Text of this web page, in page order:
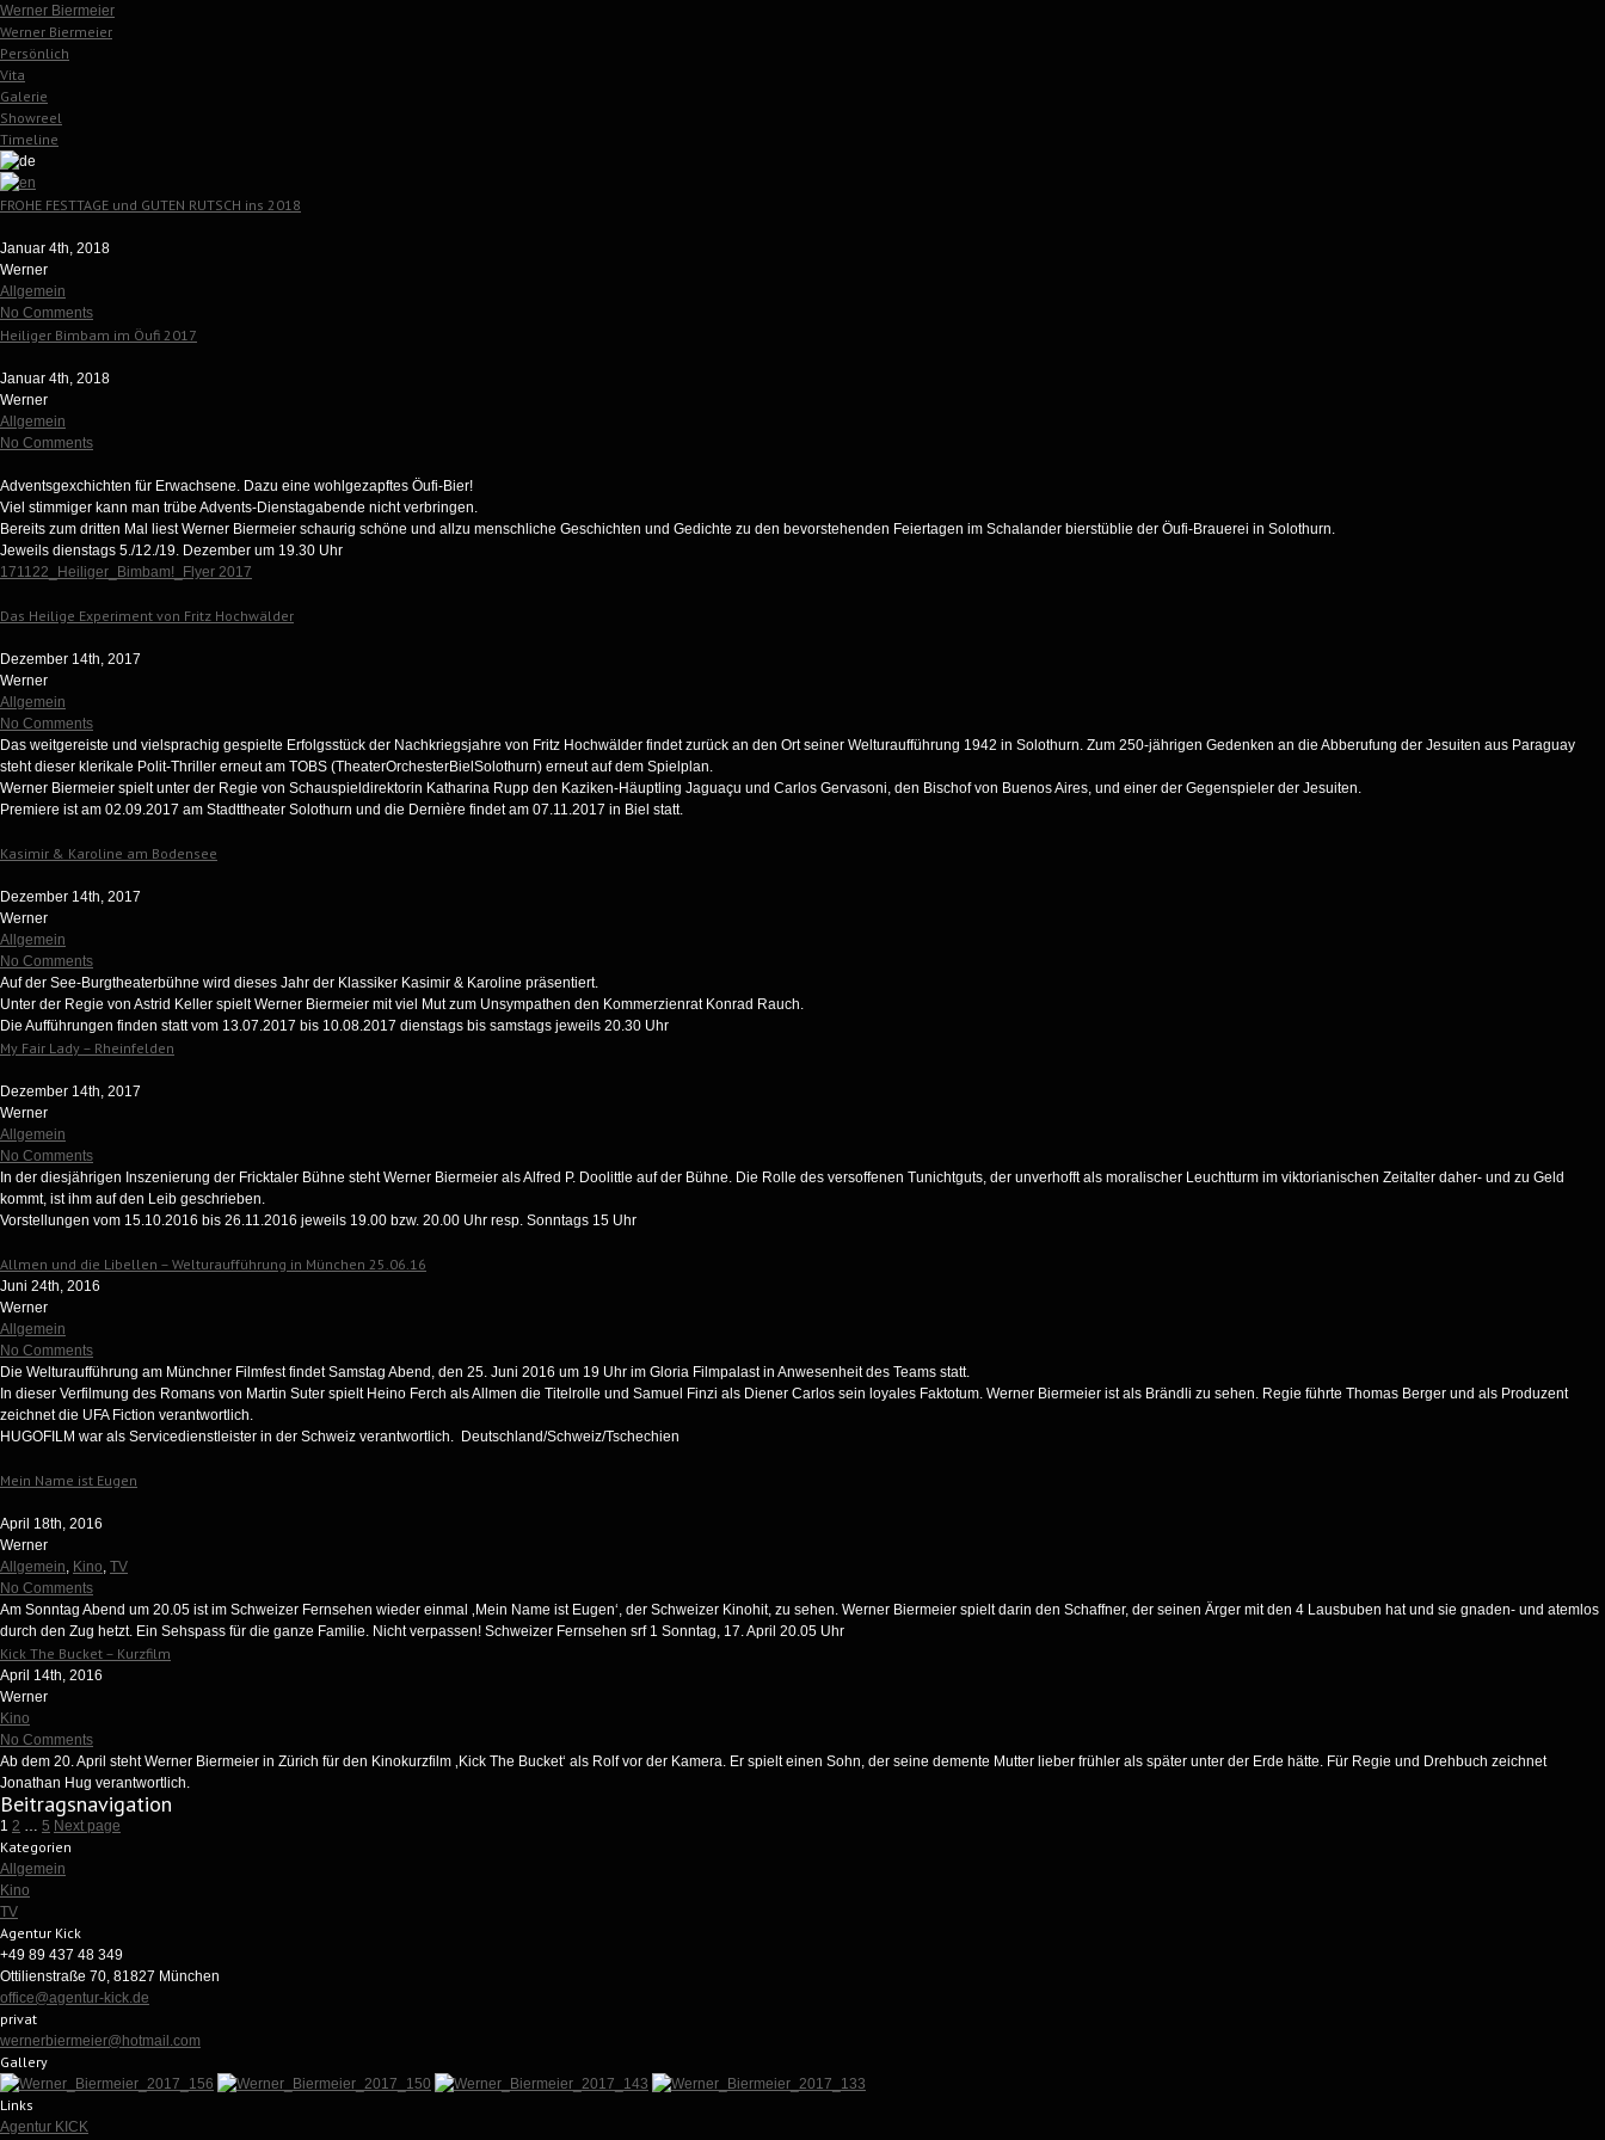
Werner Biermeier
Werner Biermeier
Persönlich
Vita
Galerie
Showreel
Timeline
FROHE FESTTAGE und GUTEN RUTSCH ins 2018
Januar 4th, 2018
Werner
Allgemein
No Comments
Heiliger Bimbam im Öufi 2017
Januar 4th, 2018
Werner
Allgemein
No Comments
Adventsgexchichten für Erwachsene. Dazu eine wohlgezapftes Öufi-Bier!
Viel stimmiger kann man trübe Advents-Dienstagabende nicht verbringen.
Bereits zum dritten Mal liest Werner Biermeier schaurig schöne und allzu menschliche Geschichten und Gedichte zu den bevorstehenden Feiertagen im Schalander bierstüblie der Öufi-Brauerei in Solothurn.
Jeweils dienstags 5./12./19. Dezember um 19.30 Uhr
171122_Heiliger_Bimbam!_Flyer 2017
Das Heilige Experiment von Fritz Hochwälder
Dezember 14th, 2017
Werner
Allgemein
No Comments
Das weitgereiste und vielsprachig gespielte Erfolgsstück der Nachkriegsjahre von Fritz Hochwälder findet zurück an den Ort seiner Welturaufführung 1942 in Solothurn. Zum 250-jährigen Gedenken an die Abberufung der Jesuiten aus Paraguay
steht dieser klerikale Polit-Thriller erneut am TOBS (TheaterOrchesterBielSolothurn) erneut auf dem Spielplan.
Werner Biermeier spielt unter der Regie von Schauspieldirektorin Katharina Rupp den Kaziken-Häuptling Jaguaçu und Carlos Gervasoni, den Bischof von Buenos Aires, und einer der Gegenspieler der Jesuiten.
Premiere ist am 02.09.2017 am Stadttheater Solothurn und die Dernière findet am 07.11.2017 in Biel statt.
Kasimir & Karoline am Bodensee
Dezember 14th, 2017
Werner
Allgemein
No Comments
Auf der See-Burgtheaterbühne wird dieses Jahr der Klassiker Kasimir & Karoline präsentiert.
Unter der Regie von Astrid Keller spielt Werner Biermeier mit viel Mut zum Unsympathen den Kommerzienrat Konrad Rauch.
Die Aufführungen finden statt vom 13.07.2017 bis 10.08.2017 dienstags bis samstags jeweils 20.30 Uhr
My Fair Lady – Rheinfelden
Dezember 14th, 2017
Werner
Allgemein
No Comments
In der diesjährigen Inszenierung der Fricktaler Bühne steht Werner Biermeier als Alfred P. Doolittle auf der Bühne. Die Rolle des versoffenen Tunichtguts, der unverhofft als moralischer Leuchtturm im viktorianischen Zeitalter daher- und zu Geld
kommt, ist ihm auf den Leib geschrieben.
Vorstellungen vom 15.10.2016 bis 26.11.2016 jeweils 19.00 bzw. 20.00 Uhr resp. Sonntags 15 Uhr
Allmen und die Libellen – Welturaufführung in München 25.06.16
Juni 24th, 2016
Werner
Allgemein
No Comments
Die Welturaufführung am Münchner Filmfest findet Samstag Abend, den 25. Juni 2016 um 19 Uhr im Gloria Filmpalast in Anwesenheit des Teams statt.
In dieser Verfilmung des Romans von Martin Suter spielt Heino Ferch als Allmen die Titelrolle und Samuel Finzi als Diener Carlos sein loyales Faktotum. Werner Biermeier ist als Brändli zu sehen. Regie führte Thomas Berger und als Produzent
zeichnet die UFA Fiction verantwortlich.
HUGOFILM war als Servicedienstleister in der Schweiz verantwortlich. Deutschland/Schweiz/Tschechien
Mein Name ist Eugen
April 18th, 2016
Werner
Allgemein, Kino, TV
No Comments
Am Sonntag Abend um 20.05 ist im Schweizer Fernsehen wieder einmal ‚Mein Name ist Eugen‘, der Schweizer Kinohit, zu sehen. Werner Biermeier spielt darin den Schaffner, der seinen Ärger mit den 4 Lausbuben hat und sie gnaden- und atemlos
durch den Zug hetzt. Ein Sehspass für die ganze Familie. Nicht verpassen! Schweizer Fernsehen srf 1 Sonntag, 17. April 20.05 Uhr
Kick The Bucket – Kurzfilm
April 14th, 2016
Werner
Kino
No Comments
Ab dem 20. April steht Werner Biermeier in Zürich für den Kinokurzfilm ‚Kick The Bucket‘ als Rolf vor der Kamera. Er spielt einen Sohn, der seine demente Mutter lieber frühler als später unter der Erde hätte. Für Regie und Drehbuch zeichnet
Jonathan Hug verantwortlich.
Beitragsnavigation
1 2 … 5 Next page
Kategorien
Allgemein
Kino
TV
Agentur Kick
+49 89 437 48 349
Ottilienstraße 70, 81827 München
office@agentur-kick.de
privat
wernerbiermeier@hotmail.com
Gallery
Links
Agentur KICK